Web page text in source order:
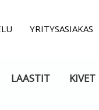
YRITYSASIAKAS
LAASTIT KIVET